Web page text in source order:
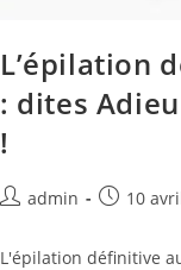
L’épilation
: dites
!
admin 10
L'épilation définitive